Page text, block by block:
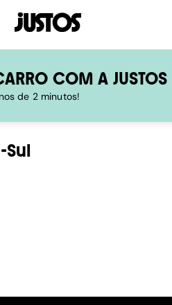
COM A JUSTOS
de 2 minutos!
Sul